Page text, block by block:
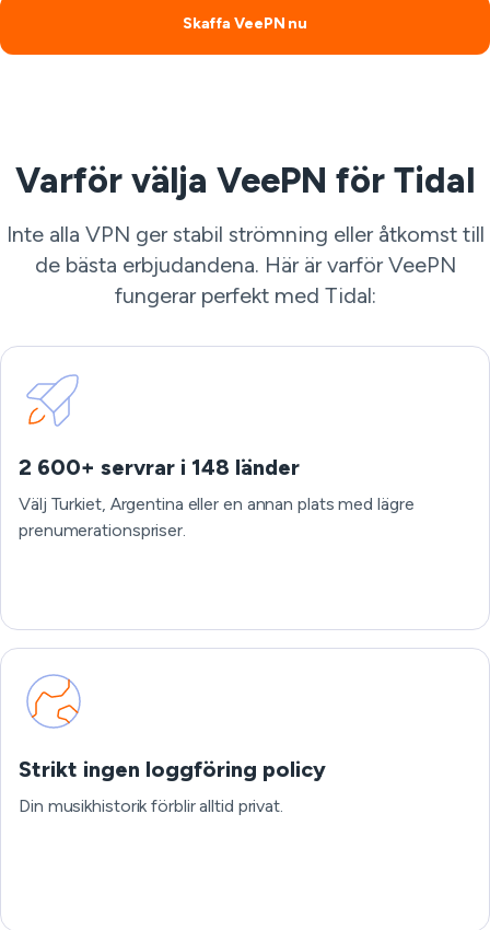
Skaffa VeePN nu
Varför välja VeePN för Tidal
Inte alla VPN ger stabil strömning eller åtkomst till
de bästa erbjudandena. Här är varför VeePN
fungerar perfekt med Tidal:
2 600+ servrar i 148 länder
Välj Turkiet, Argentina eller en annan plats med lägre
prenumerationspriser.
Strikt ingen loggföring policy
Din musikhistorik förblir alltid privat.